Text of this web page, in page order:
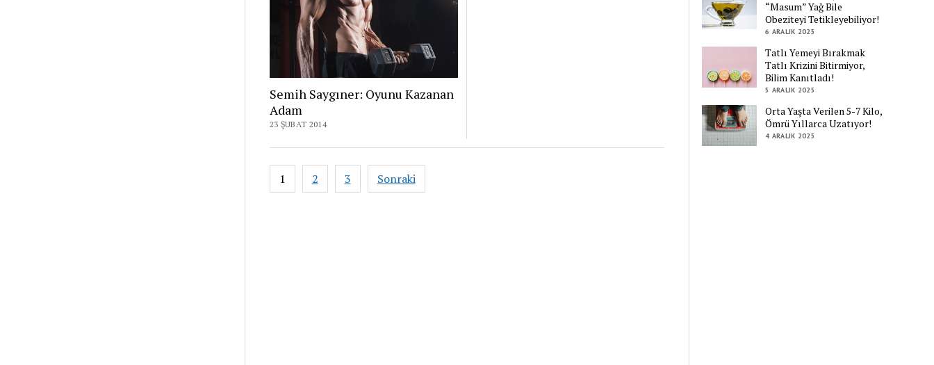
Semih Saygıner: Oyunu Kazanan
Adam
23 ŞUBAT 2014
Yazı
sayfalaması
1 2 3 Sonraki
“Masum” Yağ Bile
Obeziteyi Tetikleyebiliyor!
6 ARALIK 2025
Tatlı Yemeyi Bırakmak
Tatlı Krizini Bitirmiyor,
Bilim Kanıtladı!
5 ARALIK 2025
Orta Yaşta Verilen 5-7 Kilo,
Ömrü Yıllarca Uzatıyor!
4 ARALIK 2025